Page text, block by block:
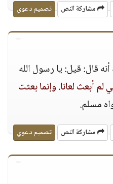
مشاركة النص تصميم دعوي
قال: قيل: يا رسول الله
لم أبعث لعانا. وإنما بعثت
مسلم.
مشاركة النص تصميم دعوي